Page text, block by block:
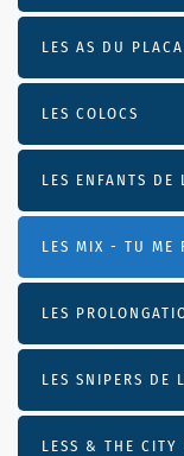
LES AS DU
LES COLOCS
LES ENFANTS
LES MIX - TU ME
LES
LES SNIPERS DE
LESS & THE CITY